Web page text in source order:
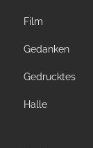
Film
Gedanken
Gedrucktes
Halle